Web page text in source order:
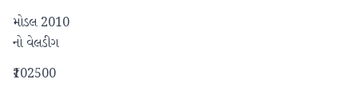
મોડલ 2010
નો વેલડીગ
₹102500